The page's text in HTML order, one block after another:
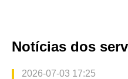
Notícias dos
2026-07-03 17:25